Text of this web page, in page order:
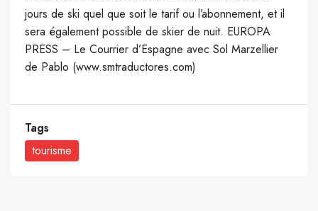
jours de ski quel que soit le tarif ou l’abonnement, et il
sera également possible de skier de nuit. EUROPA
PRESS – Le Courrier d’Espagne avec Sol Marzellier
de Pablo (www.smtraductores.com)
Tags
tourisme